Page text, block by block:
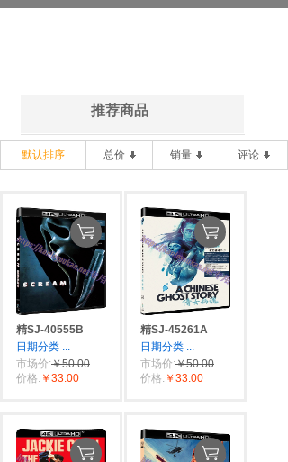
推荐商品
默认排序 总价 销量 评论
精SJ-40555B
日期分类 ...
市场价:￥50.00
价格: ￥33.00
精SJ-45261A
日期分类 ...
市场价:￥50.00
价格: ￥33.00